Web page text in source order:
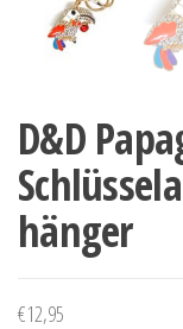
D&D
hänger
€12,95